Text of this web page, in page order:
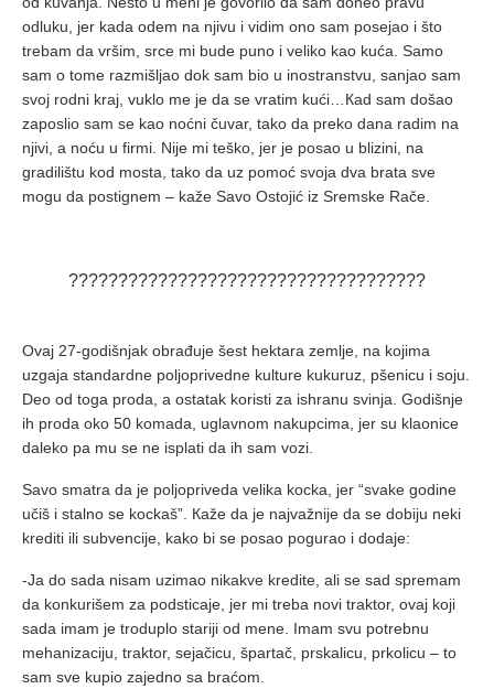
odluku, jer kada odem na njivu i vidim ono sam posejao i što
trebam da vršim, srce mi bude puno i veliko kao kuća. Samo
sam o tome razmišljao dok sam bio u inostranstvu, sanjao sam
svoj rodni kraj, vuklo me je da se vratim kući…Кad sam došao
zaposlio sam se kao noćni čuvar, tako da preko dana radim na
njivi, a noću u firmi. Nije mi teško, jer je posao u blizini, na
gradilištu kod mosta, tako da uz pomoć svoja dva brata sve
mogu da postignem – kaže Savo Ostojić iz Sremske Rače.
????????????????????????????????????
Ovaj 27-godišnjak obrađuje šest hektara zemlje, na kojima
uzgaja standardne poljoprivedne kulture kukuruz, pšenicu i soju.
Deo od toga proda, a ostatak koristi za ishranu svinja. Godišnje
ih proda oko 50 komada, uglavnom nakupcima, jer su klaonice
daleko pa mu se ne isplati da ih sam vozi.
Savo smatra da je poljopriveda velika kocka, jer “svake godine
učiš i stalno se kockaš”. Кaže da je najvažnije da se dobiju neki
krediti ili subvencije, kako bi se posao pogurao i dodaje:
-Ja do sada nisam uzimao nikakve kredite, ali se sad spremam
da konkurišem za podsticaje, jer mi treba novi traktor, ovaj koji
sada imam je troduplo stariji od mene. Imam svu potrebnu
mehanizaciju, traktor, sejačicu, špartač, prskalicu, prkolicu – to
sam sve kupio zajedno sa braćom.